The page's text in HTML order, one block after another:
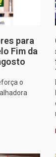
para
Fim da
o